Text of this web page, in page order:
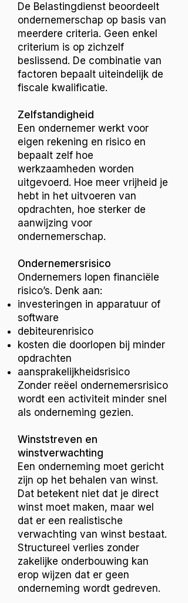
De Belastingdienst beoordeelt
ondernemerschap op basis van
meerdere criteria. Geen enkel
criterium is op zichzelf
beslissend. De combinatie van
factoren bepaalt uiteindelijk de
fiscale kwalificatie.
Zelfstandigheid
Een ondernemer werkt voor
eigen rekening en risico en
bepaalt zelf hoe
werkzaamheden worden
uitgevoerd. Hoe meer vrijheid je
hebt in het uitvoeren van
opdrachten, hoe sterker de
aanwijzing voor
ondernemerschap.
Ondernemersrisico
Ondernemers lopen financiële
risico’s. Denk aan:
investeringen in apparatuur of
software
debiteurenrisico
kosten die doorlopen bij minder
opdrachten
aansprakelijkheidsrisico
Zonder reëel ondernemersrisico
wordt een activiteit minder snel
als onderneming gezien.
Winststreven en
winstverwachting
Een onderneming moet gericht
zijn op het behalen van winst.
Dat betekent niet dat je direct
winst moet maken, maar wel
dat er een realistische
verwachting van winst bestaat.
Structureel verlies zonder
zakelijke onderbouwing kan
erop wijzen dat er geen
onderneming wordt gedreven.